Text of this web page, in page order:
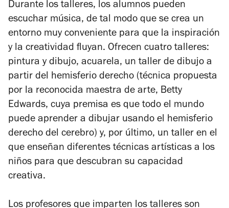
Durante los talleres, los alumnos pueden
escuchar música, de tal modo que se crea un
entorno muy conveniente para que la inspiración
y la creatividad fluyan. Ofrecen cuatro talleres:
pintura y dibujo, acuarela, un taller de dibujo a
partir del hemisferio derecho (técnica propuesta
por la reconocida maestra de arte, Betty
Edwards, cuya premisa es que todo el mundo
puede aprender a dibujar usando el hemisferio
derecho del cerebro) y, por último, un taller en el
que enseñan diferentes técnicas artísticas a los
niños para que descubran su capacidad
creativa.
Los profesores que imparten los talleres son